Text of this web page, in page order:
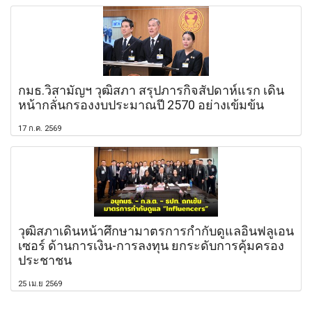
กมธ.วิสามัญฯ วุฒิสภา สรุปภารกิจสัปดาห์แรก เดิน
หน้ากลั่นกรองงบประมาณปี 2570 อย่างเข้มข้น
17 ก.ค. 2569
วุฒิสภาเดินหน้าศึกษามาตรการกำกับดูแลอินฟลูเอน
เซอร์ ด้านการเงิน-การลงทุน ยกระดับการคุ้มครอง
ประชาชน
25 เม.ย 2569